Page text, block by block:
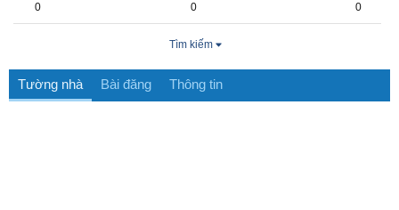
0 0 0
Tìm kiếm
Tường nhà Bài đăng Thông tin